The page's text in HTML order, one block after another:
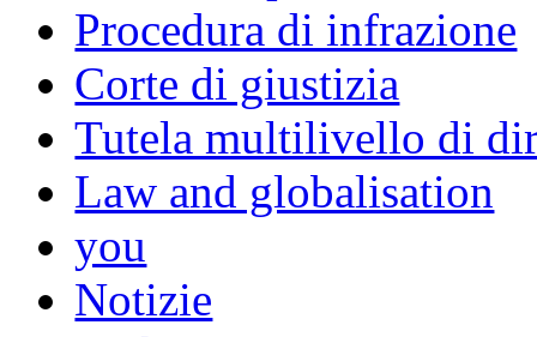
Procedura di infrazione
Corte di giustizia
Tutela multilivello di
Law and globalisation
you
Notizie